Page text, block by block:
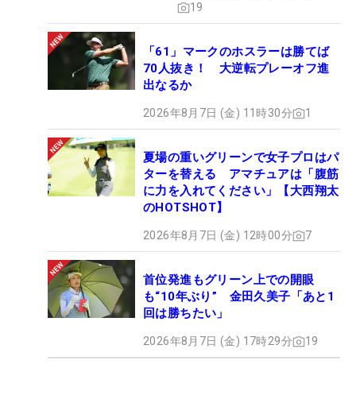
19
「61」マークのホスラーは勝てば
70人抜き！ 大逆転プレーオフ進
出なるか
2026年8月7日 (金) 11時30分 1
夏場の重いグリーンで女子プロはパ
ターを替える アマチュアは「腹筋
に力を入れてください」【大西翔太
のHOTSHOT】
2026年8月7日 (金) 12時00分 7
首位発進もグリーン上での開眼
も“10年ぶり” 金田久美子「あと1
回は勝ちたい」
2026年8月7日 (金) 17時29分 19